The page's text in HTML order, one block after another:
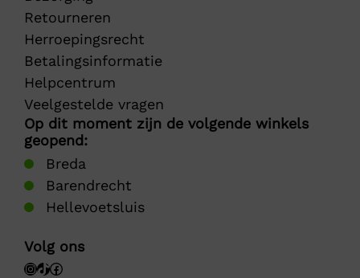
Retourneren
Herroepingsrecht
Betalingsinformatie
Helpcentrum
Veelgestelde vragen
Op dit moment zijn de volgende winkels
geopend:
Breda
Barendrecht
Hellevoetsluis
Volg ons